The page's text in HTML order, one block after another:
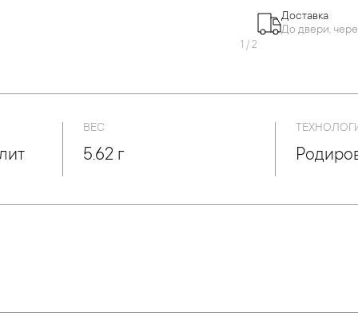
1 / 2
Доставка
До двери,
ВЕС
5.62 г